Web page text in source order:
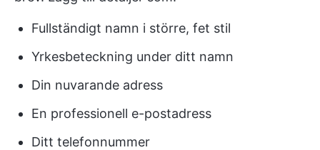
Fullständigt namn i större, fet stil
Yrkesbeteckning under ditt namn
Din nuvarande adress
En professionell e-postadress
Ditt telefonnummer